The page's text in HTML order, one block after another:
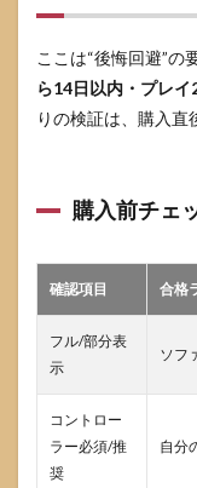
ここは“後悔回避”の
ら14日以内・プレイ
りの検証は、購入直
購入前チェ
確認項目 合格
フル/部分表
示
ソフ
コントロー
ラー必須/推
奨
自分